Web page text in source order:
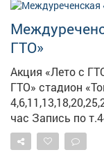
Торжественное
акции являются
популяризации
спортивного
(ГТО) и
жизни. Для получения более детальной информации о
графике работы
выполнения
тестирования
ГТО»
Акция «Лето с ГТО в
ГТО» стадион
час Запись по
ВЫПОЛНИТЬ
ВЕЧЕР С